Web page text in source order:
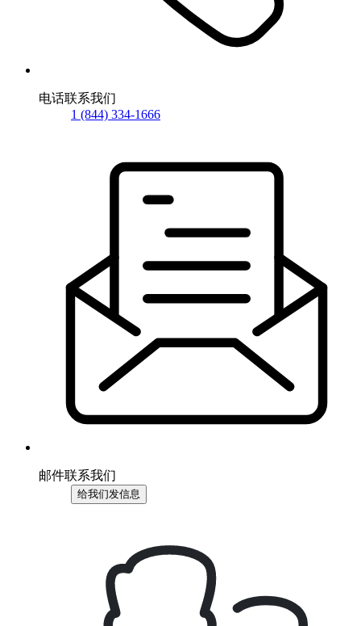
电话联系我们
1 (844) 334-1666
邮件联系我们
给我们发信息